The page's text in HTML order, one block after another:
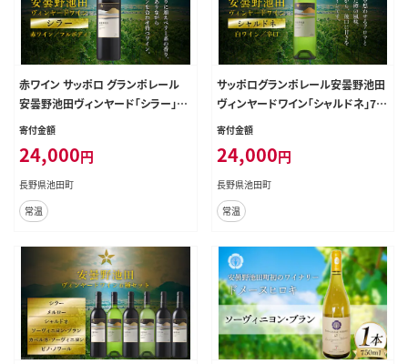
赤ワイン サッポロ グランポレール
安曇野池田ヴィンヤード「シラー」75
0ml [ナチュラルマルシェ ソヨソヨ
ン わいん 赤わいん フルボディ 濃厚
凝縮 お酒 酒 ふるさと納税
寄付金額
24,000円
長野県池田町
常温
サッポログランポレール安曇野池田
ヴィンヤードワイン「シャルドネ」750
ml [ナチュラルマルシェ ソヨソヨ 長
寄付金額
24,000円
長野県池田町
常温